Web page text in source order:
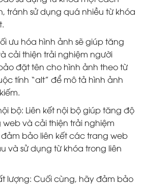
tránh sử dụng quá nhiều từ khóa
ưu hóa hình ảnh sẽ giúp tăng
cải thiện trải nghiệm người
đặt tên cho hình ảnh theo từ
tính “alt” để mô tả hình ảnh
bộ: Liên kết nội bộ giúp tăng độ
và cải thiện trải nghiệm
bảo liên kết các trang web
và sử dụng từ khóa trong liên
lượng: Cuối cùng, hãy đảm bảo